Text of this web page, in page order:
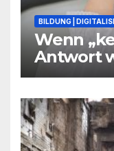
BILDUNG |
Wenn
Antwort